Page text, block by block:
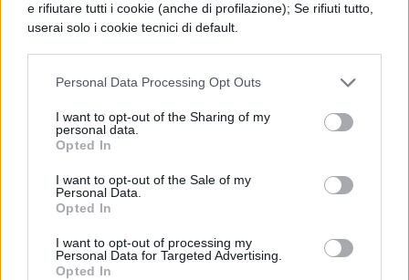
e rifiutare tutti i cookie (anche di profilazione); Se rifiuti tutto,
userai solo i cookie tecnici di default.
Personal Data Processing Opt Outs
I want to opt-out of the Sharing of my
personal data.
Opted In
I want to opt-out of the Sale of my
Personal Data.
Opted In
I want to opt-out of processing my
Personal Data for Targeted Advertising.
Opted In
Lingua e letteratura italiana
Chimica applicata e nobilizzazione
materiali produzione moda
Istituto tecnico Sistema Moda-
Articolazione Calzature e moda:
Lingua e letteratura italiana